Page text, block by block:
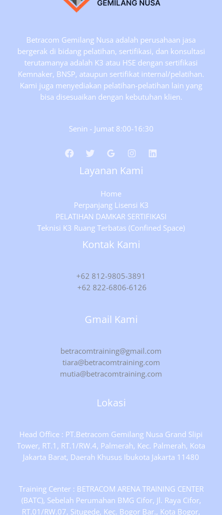
Betracom Gemilang Nusa adalah perusahaan jasa
bergerak di bidang pelatihan, sertifikasi, dan konsultasi
terutamanya adalah K3 atau HSE dengan sertifikasi
Kemnaker, BNSP, ataupun sertifikat internal/pelatihan.
Kami juga menyediakan pelatihan-pelatihan lain yang
bisa disesuaikan dengan kebutuhan klien.
Senin - Jumat 8:00-16:30
Layanan Kami
Home
Perpanjang Lisensi K3
PELATIHAN DAMKAR SERTIFIKASI
Teknisi K3 Ruang Terbatas (Confined Space)
Kontak Kami
+62 812-9805-3891
+62 822-6806-6126
Gmail Kami
betracomtraining@gmail.com
tiara@betracomtraining.com
mutia@betracomtraining.com
Lokasi
Head Office : PT.Betracom Gemilang Nusa Grand Slipi
Tower, RT.1, RT.1/RW.4, Palmerah, Kec. Palmerah, Kota
Jakarta Barat, Daerah Khusus Ibukota Jakarta 11480
Training Center : BETRACOM ARENA TRAINING CENTER
(BATC), Sebelah Perumahan BMG Cifor, Jl. Raya Cifor,
RT.01/RW.07, Situgede, Kec. Bogor Bar., Kota Bogor,